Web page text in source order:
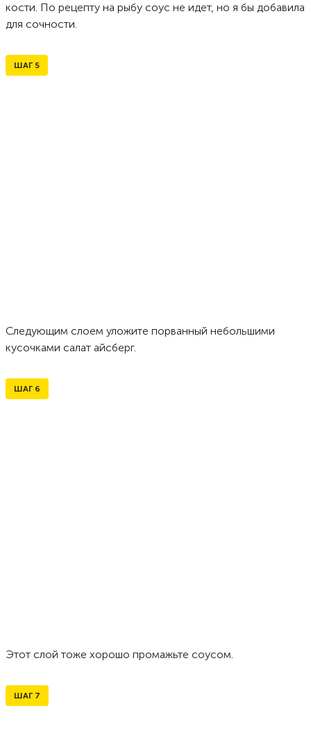
кости. По рецепту на рыбу соус не идет, но я бы добавила
для сочности.
ШАГ 5
Следующим слоем уложите порванный небольшими
кусочками салат айсберг.
ШАГ 6
Этот слой тоже хорошо промажьте соусом.
ШАГ 7